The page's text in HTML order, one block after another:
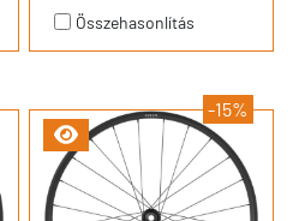
Összehasonlítás
-15%